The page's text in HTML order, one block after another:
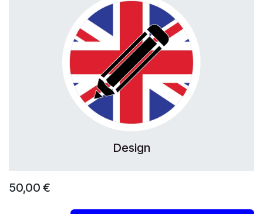
Design
50,00 €